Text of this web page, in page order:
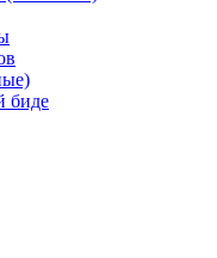
биде